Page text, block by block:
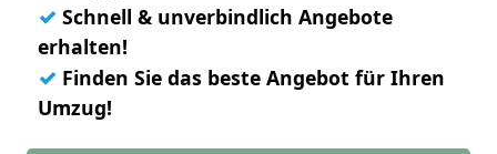
✓ Schnell & unverbindlich Angebote
erhalten!
✓ Finden Sie das beste Angebot für Ihren
Umzug!